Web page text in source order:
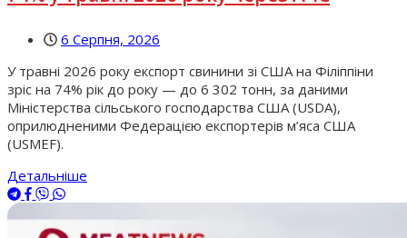
6 Серпня, 2026
У травні 2026 року експорт свинини зі США на Філіппіни
зріс на 74% рік до року — до 6 302 тонн, за даними
Міністерства сільського господарства США (USDA),
оприлюдненими Федерацією експортерів м’яса США
(USMEF).
Детальніше